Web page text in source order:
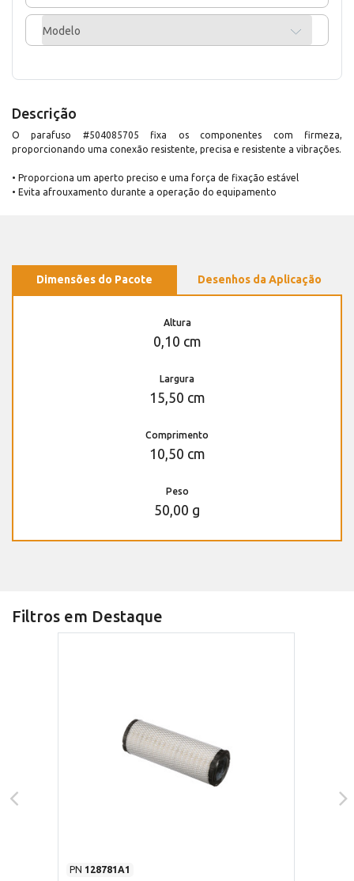
Modelo
Descrição
O parafuso #504085705 fixa os componentes com firmeza,
proporcionando uma conexão resistente, precisa e resistente a vibrações.
• Proporciona um aperto preciso e uma força de fixação estável
• Evita afrouxamento durante a operação do equipamento
Dimensões do Pacote Desenhos da Aplicação
Altura
0,10 cm
Largura
15,50 cm
Comprimento
10,50 cm
Peso
50,00 g
Filtros em Destaque
PN 128781A1